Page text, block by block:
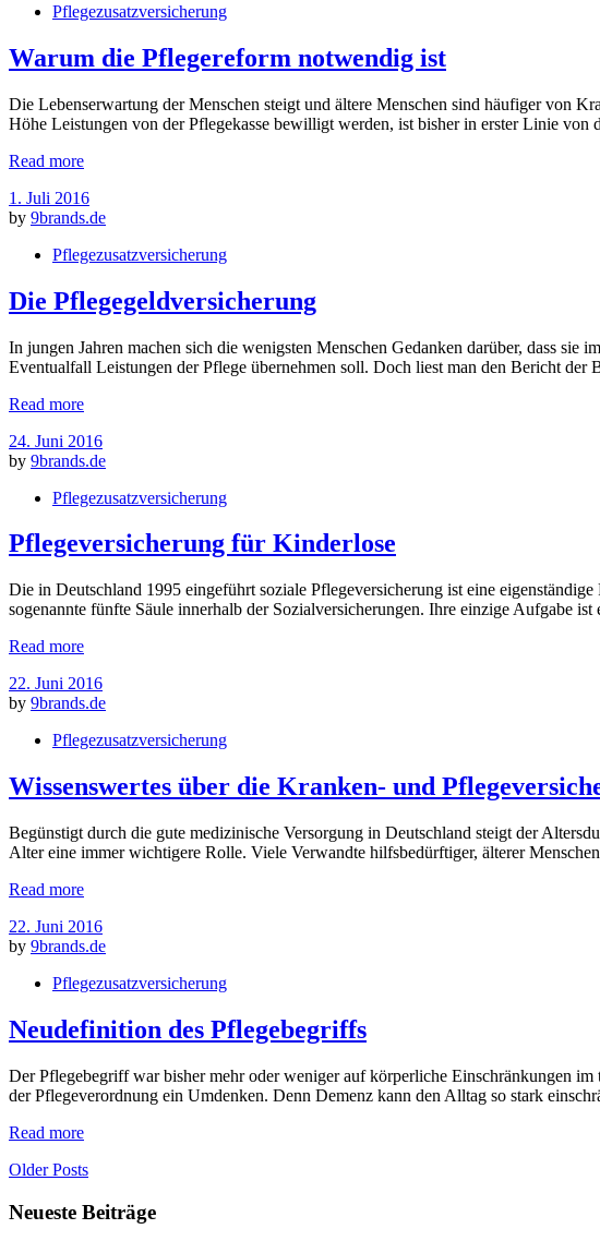
Pflegezusatzversicherung
Warum die Pflegereform notwendig ist
Die Lebenserwartung der Menschen steigt und ältere Menschen sind häufiger von
Höhe Leistungen von der Pflegekasse bewilligt werden, ist bisher in erster Linie von
Read more
1. Juli 2016
by 9brands.de
Pflegezusatzversicherung
Die Pflegegeldversicherung
In jungen Jahren machen sich die wenigsten Menschen Gedanken darüber, dass
Eventualfall Leistungen der Pflege übernehmen soll. Doch liest man den Bericht der
Read more
24. Juni 2016
by 9brands.de
Pflegezusatzversicherung
Pflegeversicherung für Kinderlose
Die in Deutschland 1995 eingeführt soziale Pflegeversicherung ist eine
sogenannte fünfte Säule innerhalb der Sozialversicherungen. Ihre einzige Aufgabe
Read more
22. Juni 2016
by 9brands.de
Pflegezusatzversicherung
Wissenswertes über die Kranken- und
Begünstigt durch die gute medizinische Versorgung in Deutschland steigt der
Alter eine immer wichtigere Rolle. Viele Verwandte hilfsbedürftiger, älterer
Read more
22. Juni 2016
by 9brands.de
Pflegezusatzversicherung
Neudefinition des Pflegebegriffs
Der Pflegebegriff war bisher mehr oder weniger auf körperliche Einschränkungen
der Pflegeverordnung ein Umdenken. Denn Demenz kann den Alltag so stark
Read more
Older Posts
Neueste Beiträge